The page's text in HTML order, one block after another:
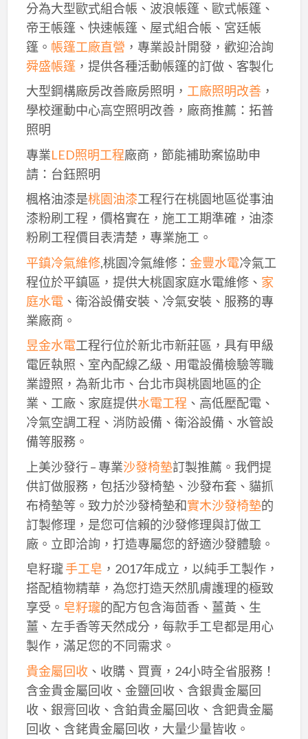
分為大型歐式組合帳、波浪帳篷、歐式帳篷、
帝王帳篷、快速帳篷、屋式組合帳、宮廷帳
篷。 帳篷工廠直營 ，專業設計開發，歡迎洽詢
舜盛帳篷，提供各種活動帳篷的訂做、客製化
大型鋼構廠房改善廠房照明， 工廠照明改善，
學校運動中心高空照明改善，廠商推薦：拓普
照明
專業LED照明工程廠商，節能補助案協助申
請：台鈺照明
楓格油漆是桃園油漆工程行在桃園地區從事油
漆粉刷工程，價格實在，施工工期準確，油漆
粉刷工程價目表清楚，專業施工。
平鎮冷氣維修,桃園冷氣維修： 金豐水電冷氣工
程位於平鎮區，提供大桃園家庭水電維修、 家
庭水電、衛浴設備安裝、冷氣安裝、服務的專
業廠商。
昱金水電工程行位於新北市新莊區，具有甲級
電匠執照、室內配線乙級、用電設備檢驗等職
業證照，為新北市、台北市與桃園地區的企
業、工廠、家庭提供水電工程 、高低壓配電、
冷氣空調工程、消防設備、衛浴設備、水管設
備等服務。
上美沙發行 – 專業沙發椅墊訂製推薦。我們提
供訂做服務，包括沙發椅墊、沙發布套、貓抓
布椅墊等。致力於沙發椅墊和實木沙發椅墊的
訂製修理，是您可信賴的沙發修理與訂做工
廠。立即洽詢，打造專屬您的舒適沙發體驗。
皂籽瓏手工皂 ，2017年成立，以純手工製作，
搭配植物精華，為您打造天然肌膚護理的極致
享受。 皂籽瓏的配方包含海茴香、薑黃、生
薑、左手香等天然成分，每款手工皂都是用心
製作，滿足您的不同需求。
貴金屬回收、收購、買賣，24小時全省服務！
含金貴金屬回收、金鹽回收、含銀貴金屬回
收、銀膏回收、含鉑貴金屬回收、含鈀貴金屬
回收、含銠貴金屬回收，大量少量皆收。